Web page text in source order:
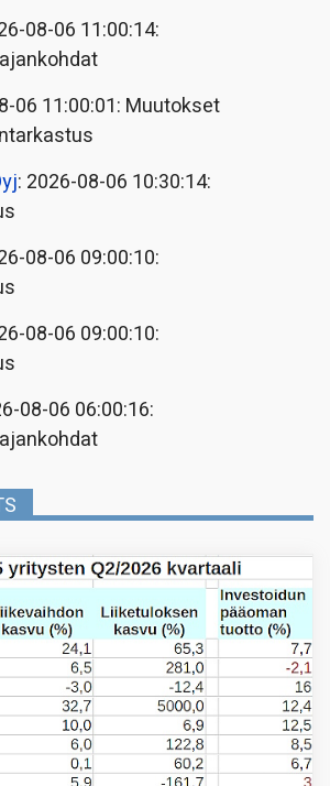
08-06 11:00:14:
06 11:00:01: Muutokset
: 2026-08-06 10:30:14:
08-06 09:00:10:
08-06 09:00:10:
08-06 06:00:16: